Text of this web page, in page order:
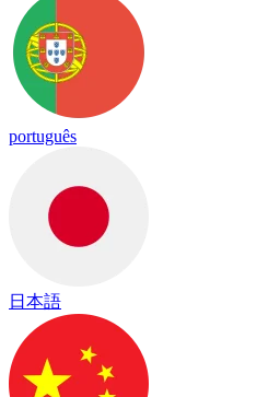
português
日本語